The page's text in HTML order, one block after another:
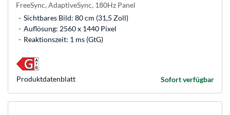
FreeSync, AdaptiveSync, 180Hz Panel
Sichtbares Bild: 80 cm (31,5 Zoll)
Auflösung: 2560 x 1440 Pixel
Reaktionszeit: 1 ms (GtG)
Sofort verfügbar
Produkt­datenblatt